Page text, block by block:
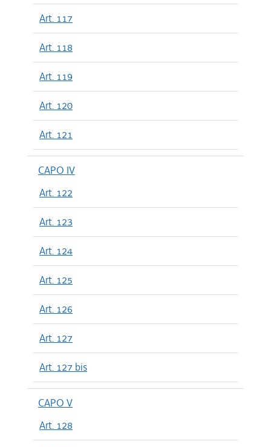
Art. 117
Art. 118
Art. 119
Art. 120
Art. 121
CAPO IV
Art. 122
Art. 123
Art. 124
Art. 125
Art. 126
Art. 127
Art. 127 bis
CAPO V
Art. 128